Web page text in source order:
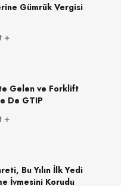
Gümrük Vergisi
Gelen ve Forklift
De GTIP
Bu Yılın İlk Yedi
İvmesini Korudu